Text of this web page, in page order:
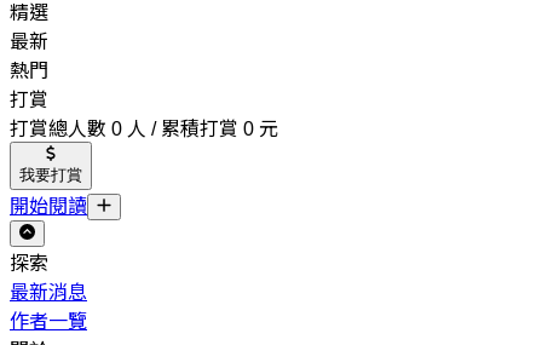
精選
最新
熱門
打賞
打賞總人數 0 人 / 累積打賞 0 元
我要打賞
開始閱讀
探索
最新消息
作者一覽